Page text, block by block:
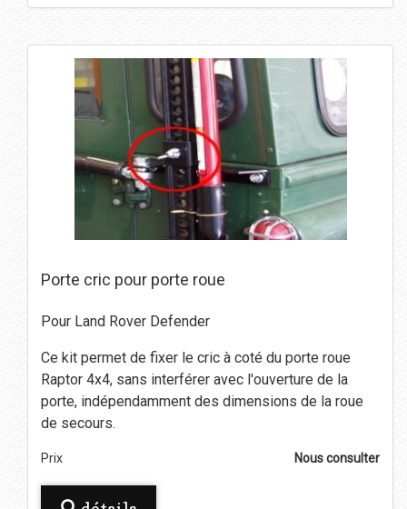
Porte cric pour porte roue
Pour Land Rover Defender
Ce kit permet de fixer le cric à coté du porte roue
Raptor 4x4, sans interférer avec l'ouverture de la
porte, indépendamment des dimensions de la roue
de secours.
Prix Nous consulter